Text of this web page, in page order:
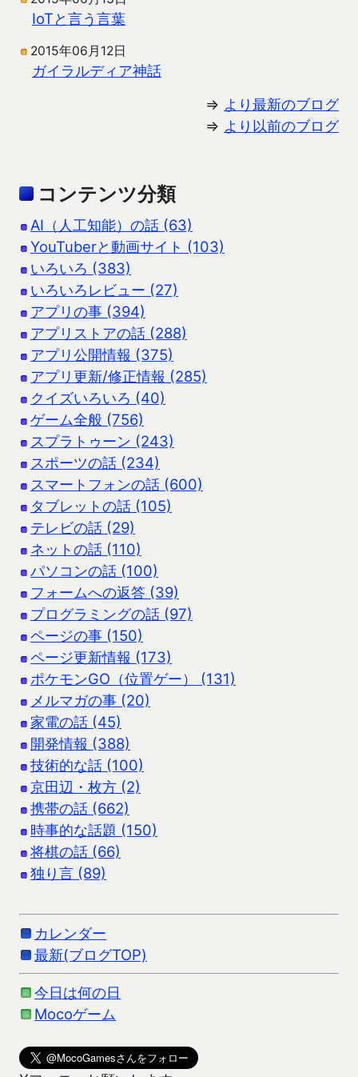
IoTと言う言葉
2015年06月12日
ガイラルディア神話
⇒ より最新のブログ
⇒ より以前のブログ
コンテンツ分類
AI（人工知能）の話 (63)
YouTuberと動画サイト (103)
いろいろ (383)
いろいろレビュー (27)
アプリの事 (394)
アプリストアの話 (288)
アプリ公開情報 (375)
アプリ更新/修正情報 (285)
クイズいろいろ (40)
ゲーム全般 (756)
スプラトゥーン (243)
スポーツの話 (234)
スマートフォンの話 (600)
タブレットの話 (105)
テレビの話 (29)
ネットの話 (110)
パソコンの話 (100)
フォームへの返答 (39)
プログラミングの話 (97)
ページの事 (150)
ページ更新情報 (173)
ポケモンGO（位置ゲー） (131)
メルマガの事 (20)
家電の話 (45)
開発情報 (388)
技術的な話 (100)
京田辺・枚方 (2)
携帯の話 (662)
時事的な話題 (150)
将棋の話 (66)
独り言 (89)
カレンダー
最新(ブログTOP)
今日は何の日
Mocoゲーム